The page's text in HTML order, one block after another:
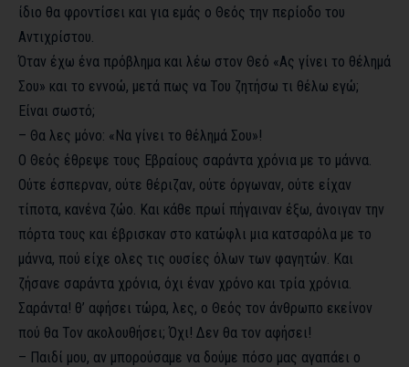
ίδιο θα φροντίσει και για εμάς ο Θεός την περίοδο του
Αντιχρίστου.
Όταν έχω ένα πρόβλημα και λέω στον Θεό «Ας γίνει το θέλημά
Σου» και το εννοώ, μετά πως να Του ζητήσω τι θέλω εγώ;
Είναι σωστό;
– Θα λες μόνο: «Να γίνει το θέλημά Σου»!
Ο Θεός έθρεψε τους Εβραίους σαράντα χρόνια με το μάννα.
Ούτε έσπερναν, ούτε θέριζαν, ούτε όργωναν, ούτε είχαν
τίποτα, κανένα ζώο. Και κάθε πρωί πήγαιναν έξω, άνοιγαν την
πόρτα τους και έβρισκαν στο κατώφλι μια κατσαρόλα με το
μάννα, πού είχε oλες τις ουσίες όλων των φαγητών. Και
ζήσανε σαράντα χρόνια, όχι έναν χρόνο και τρία χρόνια.
Σαράντα! θ’ αφήσει τώρα, λες, ο Θεός τον άνθρωπο εκείνον
πού θα Τον ακολουθήσει; Όχι! Δεν θα τον αφήσει!
– Παιδί μου, αν μπορούσαμε να δούμε πόσο μας αγαπάει ο